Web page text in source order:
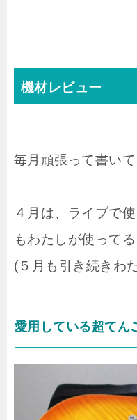
機材レビュー
毎月頑張って書い
４月は、ライブで
もわたしが使ってる
(５月も引き続きわ
愛用している超てん